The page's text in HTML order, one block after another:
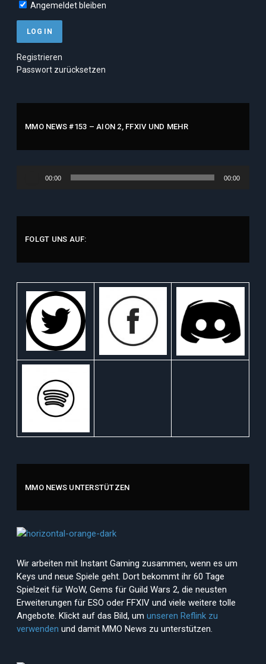
Angemeldet bleiben
Registrieren
Passwort zurücksetzen
MMO NEWS #153 – AION 2, FFXIV UND MEHR
00:00 00:00
FOLGT UNS AUF:
MMO NEWS UNTERSTÜTZEN
Wir arbeiten mit Instant Gaming zusammen, wenn es um
Keys und neue Spiele geht. Dort bekommt ihr 60 Tage
Spielzeit für WoW, Gems für Guild Wars 2, die neusten
Erweiterungen für ESO oder FFXIV und viele weitere tolle
Angebote. Klickt auf das Bild, um unseren Reflink zu
verwenden und damit MMO News zu unterstützen.